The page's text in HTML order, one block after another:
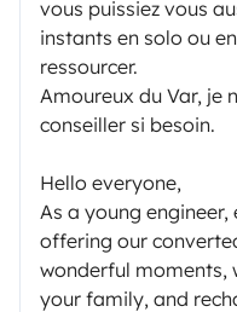
vous puissiez vous
instants en solo ou
ressourcer.
Amoureux du Var, je
conseiller si besoin.
Hello everyone,
As a young
offering our
wonderful moments,
your family, and